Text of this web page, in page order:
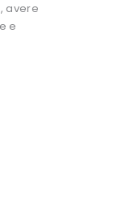
avere
e